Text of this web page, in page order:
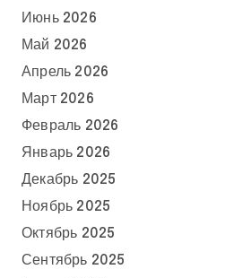
Июнь 2026
Май 2026
Апрель 2026
Март 2026
Февраль 2026
Январь 2026
Декабрь 2025
Ноябрь 2025
Октябрь 2025
Сентябрь 2025